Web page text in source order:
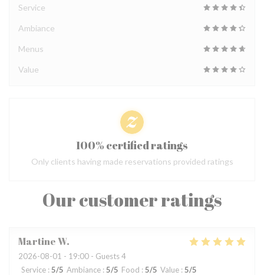
Our customer ratings
MartineW
2026-08-01 - 19:00 - Guests 4
Service : 5/5 Ambiance : 5/5 Food : 5/5 Value : 5/5
Service
Ambiance
Menus
Value
100% certified ratings
Only clients having made reservations provided ratings